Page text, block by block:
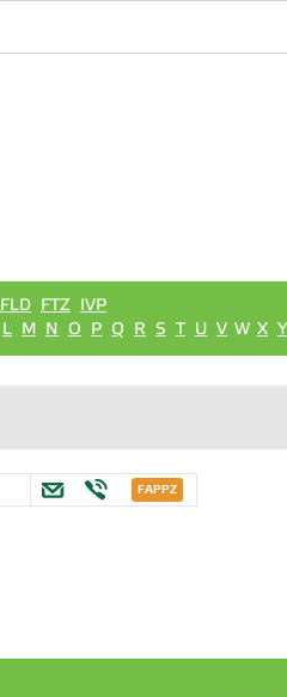
FLD FTZ IVP
L M N O P Q R S T U V W X Y